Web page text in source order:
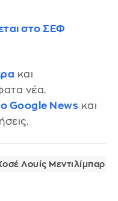
στο ΣΕΦ
και
νέα.
Google News και
Λουίς Μεντιλίμπαρ